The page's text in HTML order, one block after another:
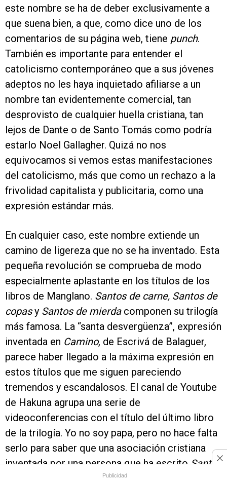
este nombre se ha de deber exclusivamente a
que suena bien, a que, como dice uno de los
comentarios de su página web, tiene punch.
También es importante para entender el
catolicismo contemporáneo que a sus jóvenes
adeptos no les haya inquietado afiliarse a un
nombre tan evidentemente comercial, tan
desprovisto de cualquier huella cristiana, tan
lejos de Dante o de Santo Tomás como podría
estarlo Noel Gallagher. Quizá no nos
equivocamos si vemos estas manifestaciones
del catolicismo, más que como un rechazo a la
frivolidad capitalista y publicitaria, como una
expresión estándar más.
En cualquier caso, este nombre extiende un
camino de ligereza que no se ha inventado. Esta
pequeña revolución se comprueba de modo
especialmente aplastante en los títulos de los
libros de Manglano. Santos de carne, Santos de
copasy Santos de mierdacomponen su trilogía
más famosa. La “santa desvergüenza”, expresión
inventada en Camino, de Escrivá de Balaguer,
parece haber llegado a la máxima expresión en
estos títulos que me siguen pareciendo
tremendos y escandalosos. El canal de Youtube
de Hakuna agrupa una serie de
videoconferencias con el título del último libro
de la trilogía. Yo no soy papa, pero no hace falta
serlo para saber que una asociación cristiana
inventada por una persona que ha escritoSantos
tiene muchas papeletas para acabar
Publicidad